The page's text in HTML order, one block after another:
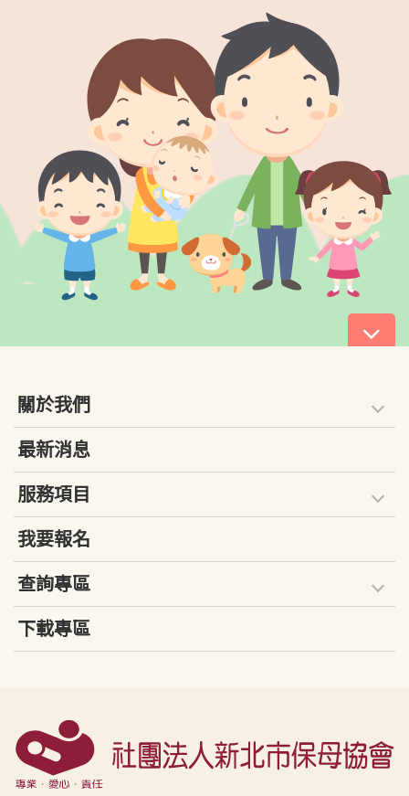
關於我們
最新消息
服務項目
我要報名
查詢專區
下載專區